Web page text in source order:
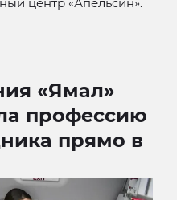
«Ямал»
профессию
прямо в